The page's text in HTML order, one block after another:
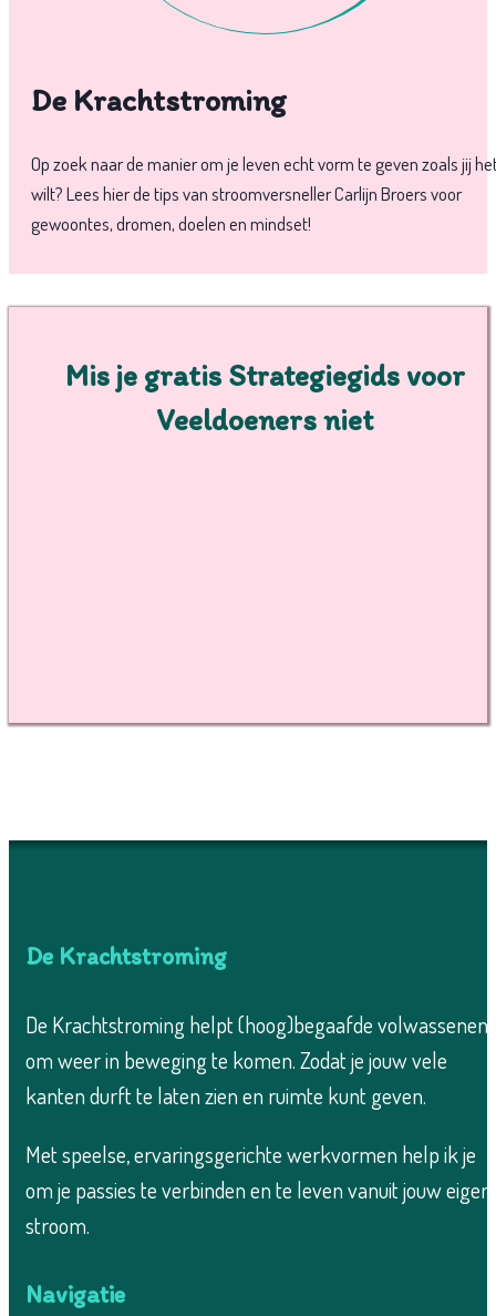
De Krachtstroming
Op zoek naar de manier om je leven echt vorm te geven zoals jij
wilt? Lees hier de tips van stroomversneller Carlijn Broers voor
gewoontes, dromen, doelen en mindset!
Mis je gratis Strategiegids voor
Veeldoeners niet
De Krachtstroming
De Krachtstroming helpt (hoog)begaafde volwassenen
om weer in beweging te komen. Zodat je jouw vele
kanten durft te laten zien en ruimte kunt geven.
Met speelse, ervaringsgerichte werkvormen help ik je
om je passies te verbinden en te leven vanuit jouw eigen
stroom.
Navigatie